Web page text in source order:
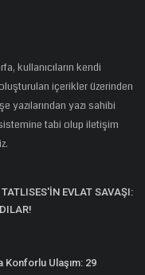
kullanıcıların kendi
içerikler üzerinden
yazılarından yazı sahibi
tabi olup iletişim
EVLAT SAVAŞI:
Konforlu Ulaşım: 29